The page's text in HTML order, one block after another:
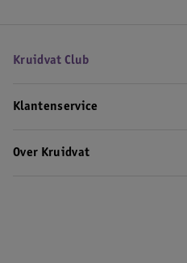
Kruidvat Club
Klantenservice
Over Kruidvat